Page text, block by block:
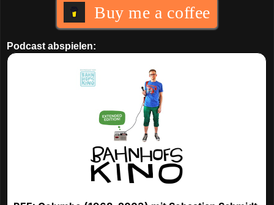
Buy me a coffee
Podcast abspielen: